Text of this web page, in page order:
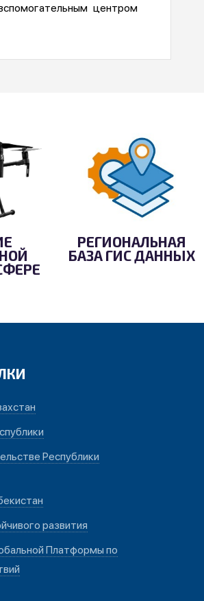
центром
РЕГИОНАЛЬНАЯ
БАЗА ГИС ДАННЫХ
Республики
развития
Платформы по